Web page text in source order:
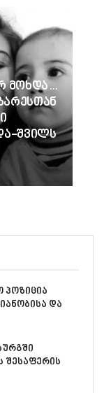
მოხდა…
შვილს
პოზიცია
და
შესაფერის